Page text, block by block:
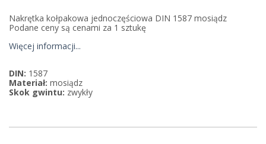
Nakrętka kołpakowa jednoczęściowa DIN 1587 mosiądz
Podane ceny są cenami za 1 sztukę
Więcej informacji...
DIN: 1587
Materiał: mosiądz
Skok gwintu: zwykły